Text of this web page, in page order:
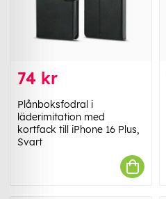
74 kr
Plånboksfodral i
läderimitation med
kortfack till iPhone 16 Plus,
Svart